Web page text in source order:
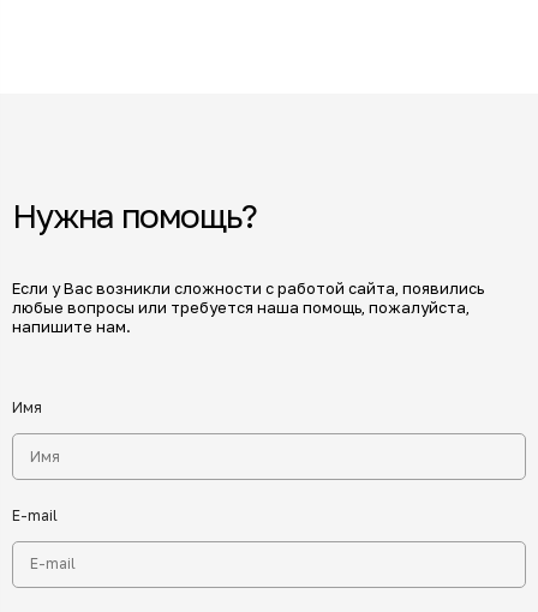
Нужна помощь?
Если у Вас возникли сложности с работой сайта, появились
любые вопросы или требуется наша помощь, пожалуйста,
напишите нам.
Имя
E-mail